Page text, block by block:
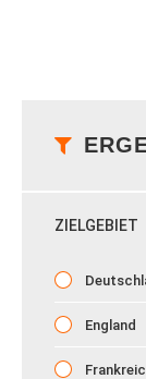
ZIELGEBIET
England